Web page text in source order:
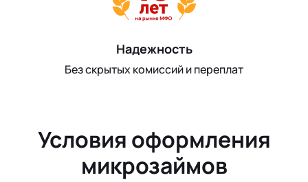
Надежность
Без скрытых комиссий и переплат
Условия оформления
микрозаймов